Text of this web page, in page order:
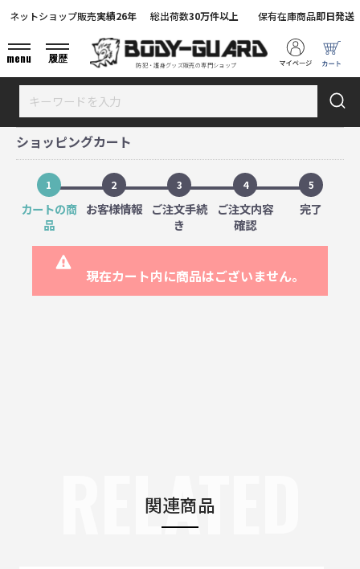
防犯・護身グッズ販売の専門ショップ
ネットショップ販売実績26年 総出荷数30万件以上 保有在庫商品即日発送
menu 履歴
ショッピングカート
1
カートの商
品
2
お客様情報
3
ご注文手続
き
4
ご注文内容
確認
5
完了
現在カート内に商品はございません。
関連商品
RELATED